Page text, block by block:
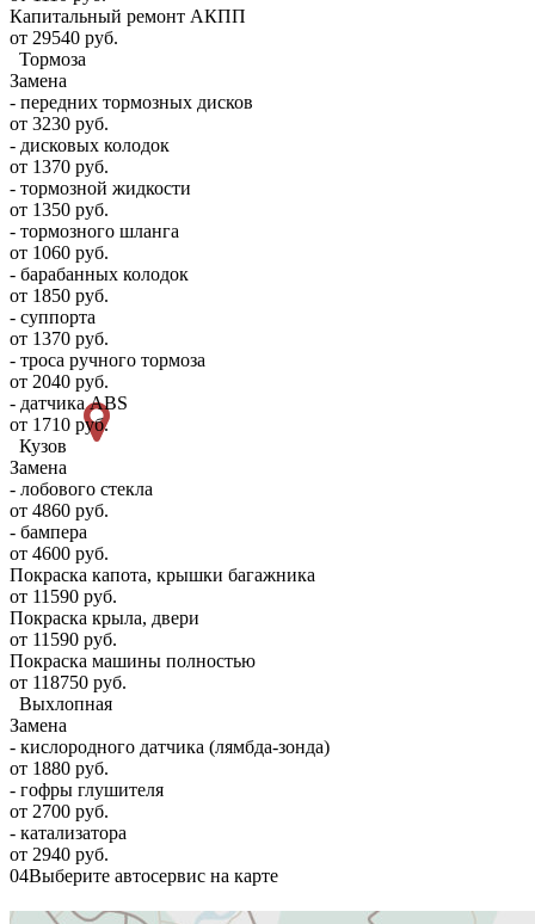
Капитальный ремонт АКПП
от 29540 руб.
Тормоза
Замена
- передних тормозных дисков
от 3230 руб.
- дисковых колодок
от 1370 руб.
- тормозной жидкости
от 1350 руб.
- тормозного шланга
от 1060 руб.
- барабанных колодок
от 1850 руб.
- суппорта
от 1370 руб.
- троса ручного тормоза
от 2040 руб.
- датчика ABS
от 1710 руб.
Кузов
Замена
- лобового стекла
от 4860 руб.
- бампера
от 4600 руб.
Покраска капота, крышки багажника
от 11590 руб.
Покраска крыла, двери
от 11590 руб.
Покраска машины полностью
от 118750 руб.
Выхлопная
Замена
- кислородного датчика (лямбда-зонда)
от 1880 руб.
- гофры глушителя
от 2700 руб.
- катализатора
от 2940 руб.
04Выберите автосервис на карте